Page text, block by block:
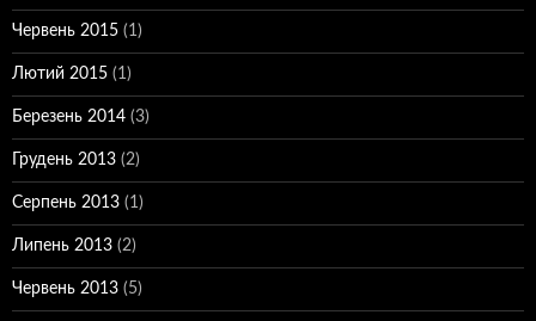
Червень 2015 (1)
Лютий 2015 (1)
Березень 2014 (3)
Грудень 2013 (2)
Серпень 2013 (1)
Липень 2013 (2)
Червень 2013 (5)